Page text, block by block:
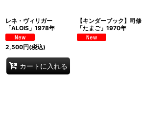
レネ・ヴィリガー
「ALOIS」1978年
2,500円(税込)
カートに入れる
【キンダーブック】司修
「たまご」1970年